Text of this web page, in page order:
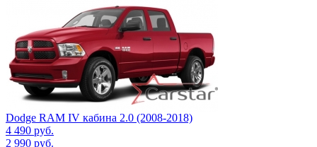
Dodge RAM IV кабина 2.0 (2008-2018)
4 490 руб.
2 990 руб.